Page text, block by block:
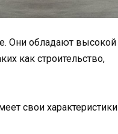
Они обладают высокой
как строительство,
свои характеристики